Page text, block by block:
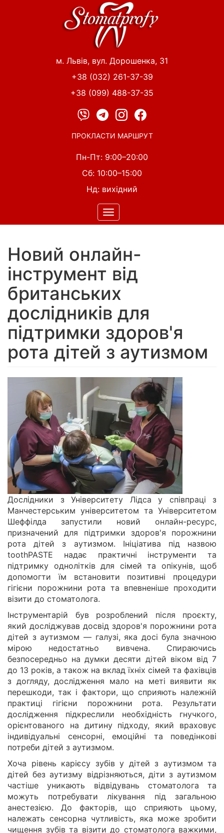
м. Львів, вул. Дорошенка, 31
+38 (032) 261-37-39
+38 (099) 488-37-35
ПРОКЛАСТИ МАРШРУТ
Пн-Пт: 9:00–20:00
Сб: 10:00–15:00
Нд: вихідний
Toggle
navigation
Новий онлайн-
інструмент від
британських
дослідників для
підтримки здоров'я
рота дітей з аутизмом
Дослідники з Університету Лідса у співпраці з
Манчестерським університетом та Університетом
Шеффілда запустили новий онлайн-ресурс,
призначений для підтримки здоров'я порожнини
рота дітей з аутизмом. Ініціатива під назвою
toothPASTE надає практичні інструменти та
підтримку однолітків для сімей та опікунів, щоб
допомогти їм встановити позитивні процедури
гігієни порожнини рота та впевненіше проходити
візити до стоматолога.
Інструментарій був розроблений після проєкту,
який досліджував досвід здоров'я порожнини рота
дітей з аутизмом — галузі, яка досі була значною
мірою недостатньо вивчена. Спираючись
безпосередньо на думки десяти дітей віком від 7
до 13 років, а також на вклад їхніх сімей та фахівців
з догляду, дослідження мало на меті виявити як
перешкоди, так і фактори, що сприяють належній
практиці гігієни порожнини рота. Результати
дослідження підкреслили необхідність гнучкого,
орієнтованого на дитину підходу, який враховує
індивідуальні сенсорні, емоційні та поведінкові
потреби дітей з аутизмом.
Хоча рівень карієсу зубів у дітей з аутизмом та
дітей без аутизму відрізняються, діти з аутизмом
частіше уникають відвідувань стоматолога та
можуть потребувати лікування під загальною
анестезією. До факторів, що сприяють цьому,
належать сенсорна чутливість, яка може зробити
чищення зубів та візити до стоматолога важкими,